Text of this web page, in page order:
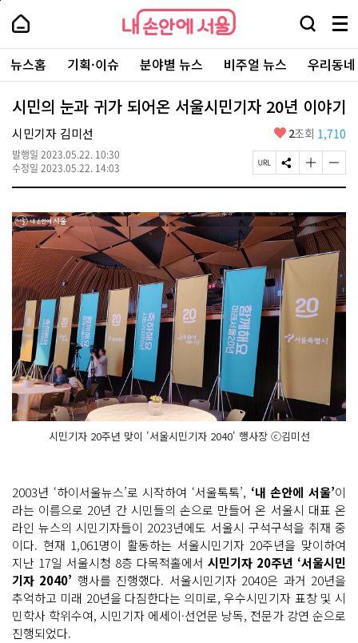
본
로
가
내
손
안
에
서
울
-
서
울
시
대
표
소
포
털
내
손
에
울
검
창
열
기
메
뉴
전
체
보
기
주
요
서
뉴스홈 기획·이슈 분야별 뉴스 비주얼 뉴스 우리동
시민의 눈과 귀가 되어온 서울시민기자 20년 이야기
시민기자 김미선
발행일 2023.05.22. 10:30
수정일 2023.05.22. 14:03
좋
요
2조회 1,710
페
이
U
R
L
복
사
S
N
공
유
하
기
글
자
기
크
게
변
경
글
자
기
작
게
변
경
하
기
시민기자 20주년 맞이 '서울시민기자 2040' 행사장 ⓒ김미선
2003년 ‘하이서울뉴스’로 시작하여 ‘서울톡톡’, ‘내 손안에 서울’이
라는 이름으로 20년 간 시민들의 손으로 만들어 온 서울시 대표 온
라인 뉴스의 시민기자들이 2023년에도 서울시 구석구석을 취재 중
이다. 현재 1,061명이 활동하는 서울시민기자 20주년을 맞이하여
지난 17일 서울시청 8층 다목적홀에서 시민기자 20주년 ‘서울시민
기자 2040’ 행사를 진행했다. 서울시민기자 2040은 과거 20년을
추억하고 미래 20년을 다짐한다는 의미로, 우수시민기자 표창 및 시
민학사 학위수여, 시민기자 에세이·선언문 낭독, 전문가 강연 순으로
진행되었다.
페
상
단
로